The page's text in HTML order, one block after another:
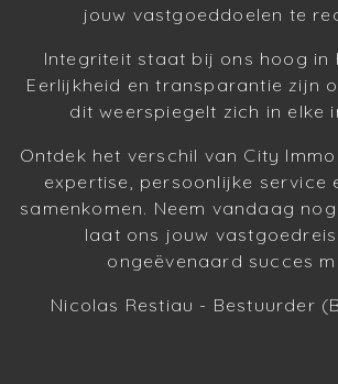
jouw vastgoeddoelen te
Integriteit staat bij ons hoog in
Eerlijkheid en transparantie zijn
dit weerspiegelt zich in elke
Ontdek het verschil van City
expertise, persoonlijke service
samenkomen. Neem vandaag
laat ons jouw
ongeëvenaard succes
Nicolas Restiau - Bestuurder